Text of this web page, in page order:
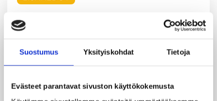
Suostumus Yksityiskohdat Tietoja
Evästeet parantavat sivuston käyttökokemusta
Rantasauna Nilski sijaitsee Kangasalla, lähellä
keskustan saunat ja tule oikeaan hirsiseen
perinteinen suomalainen rantasauna – isot
löylykuupat, ämpärit ja suuri massiivihirsinen